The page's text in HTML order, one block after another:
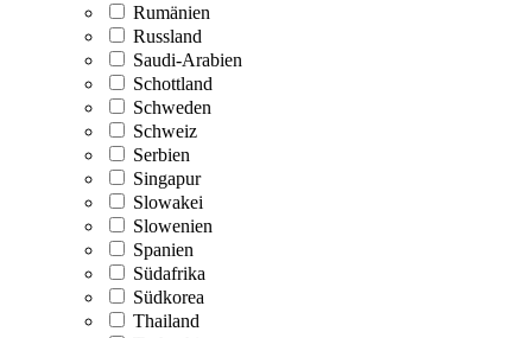
Rumänien
Russland
Saudi-Arabien
Schottland
Schweden
Schweiz
Serbien
Singapur
Slowakei
Slowenien
Spanien
Südafrika
Südkorea
Thailand